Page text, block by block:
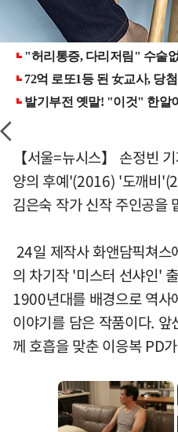
【서울=뉴시스】 손정빈
양의 후예'(2016) '도깨비
김은숙 작가 신작 주인공을
24일 제작사 화앤담픽쳐스
의 차기작 '미스터 선샤인'
1900년대를 배경으로 역사
이야기를 담은 작품이다.
께 호흡을 맞춘 이응복 PD